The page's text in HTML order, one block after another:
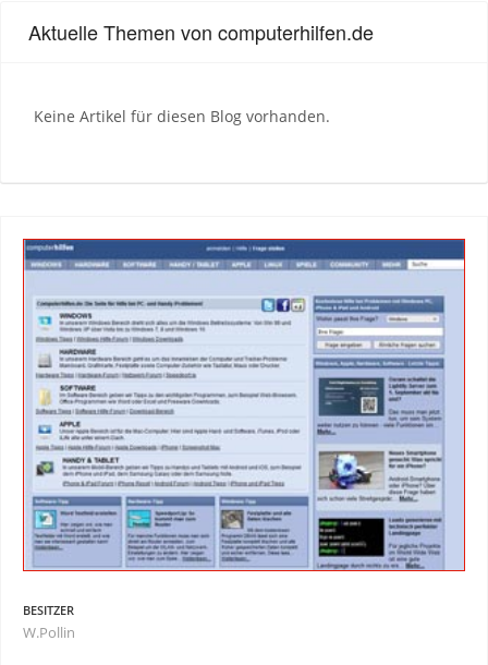
Aktuelle Themen von computerhilfen.de
Keine Artikel für diesen Blog vorhanden.
BESITZER
W.Pollin